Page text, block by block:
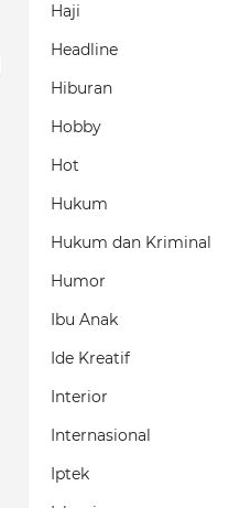
Haji
Headline
Hiburan
Hobby
Hot
Hukum
Hukum dan Kriminal
Humor
Ibu Anak
Ide Kreatif
Interior
Internasional
Iptek